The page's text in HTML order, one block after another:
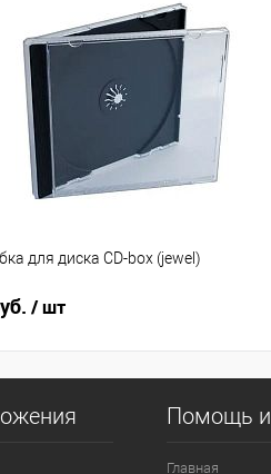
для диска CD-box (jewel)
/ шт
Помощь
Главная